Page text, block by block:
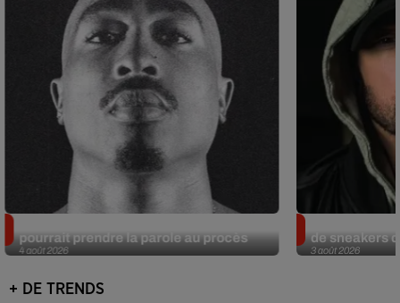
4 août 2026
pourrait prendre la parole au procès
3 août 2026
de sneakers
+ DE TRENDS